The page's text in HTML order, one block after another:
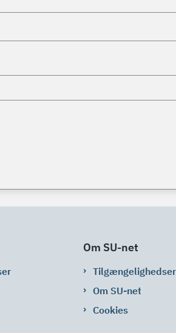
Om SU-net
Om SU-net
Cookies